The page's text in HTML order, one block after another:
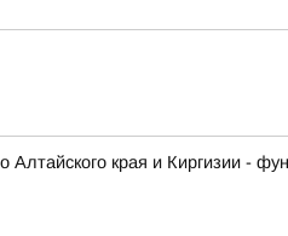
Алтайского края и Киргизии -